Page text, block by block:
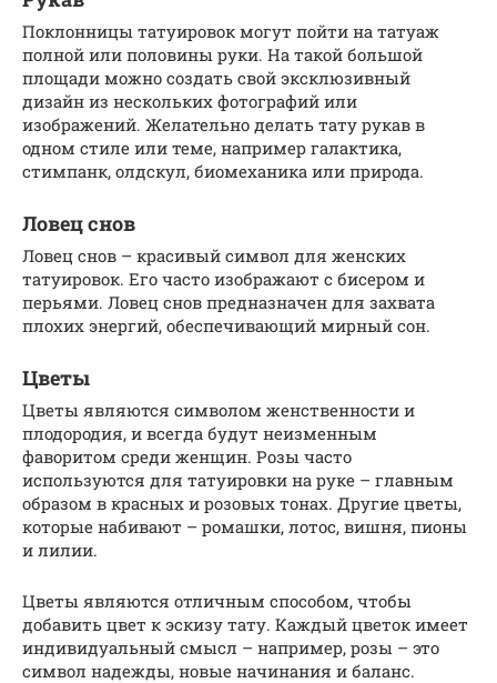
Поклонницы татуировок могут пойти на татуаж
полной или половины руки. На такой большой
площади можно создать свой эксклюзивный
дизайн из нескольких фотографий или
изображений. Желательно делать тату рукав в
одном стиле или теме, например галактика,
стимпанк, олдскул, биомеханика или природа.
Ловец снов
Ловец снов – красивый символ для женских
татуировок. Его часто изображают с бисером и
перьями. Ловец снов предназначен для захвата
плохих энергий, обеспечивающий мирный сон.
Цветы
Цветы являются символом женственности и
плодородия, и всегда будут неизменным
фаворитом среди женщин. Розы часто
используются для татуировки на руке – главным
образом в красных и розовых тонах. Другие цветы,
которые набивают – ромашки, лотос, вишня, пионы
и лилии.
Цветы являются отличным способом, чтобы
добавить цвет к эскизу тату. Каждый цветок имеет
индивидуальный смысл – например, розы – это
символ надежды, новые начинания и баланс.